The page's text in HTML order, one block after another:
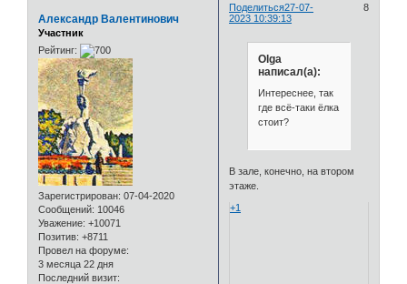
Поделиться 8
27-07-
2023 10:39:13
Александр Валентинович
Участник
Рейтинг:
Зарегистрирован: 07-04-2020
Сообщений: 10046
Уважение: +10071
Позитив: +8711
Провел на форуме:
3 месяца 22 дня
Последний визит:
Olga
написал(а):
Интереснее, так
где всё-таки ёлка
стоит?
В зале, конечно, на втором
этаже.
+1